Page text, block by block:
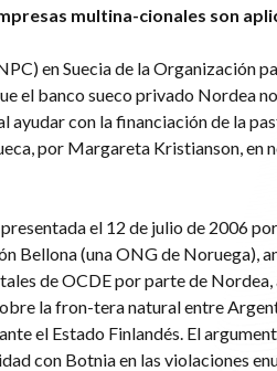
multina-cionales son
en Suecia de la Organización
el banco sueco privado Nordea
ayudar con la financiación de la
por Margareta Kristianson, en
el 12 de julio de 2006
Bellona (una ONG de Noruega),
de OCDE por parte de
la fron-tera natural entre
el Estado Finlandés. El
con Botnia en las violaciones